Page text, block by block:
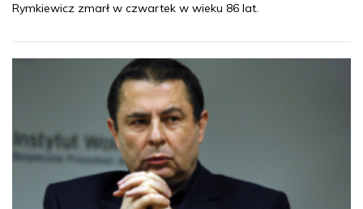
Rymkiewicz zmarł w czwartek w wieku 86 lat.